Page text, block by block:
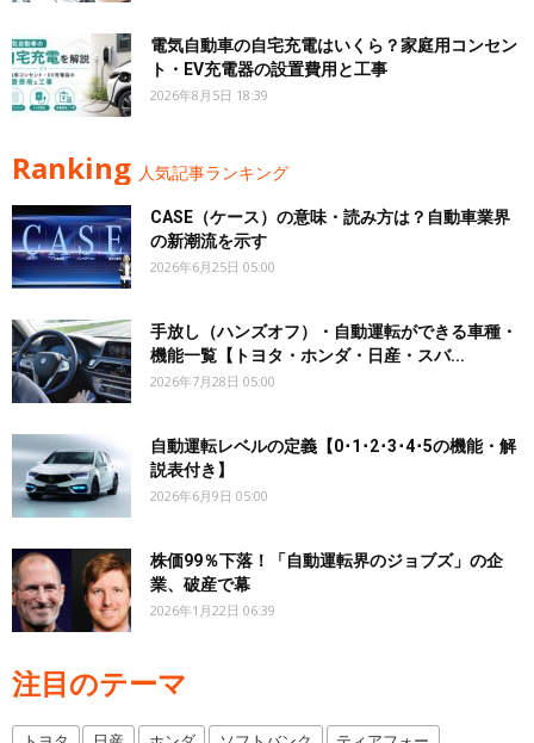
電気自動車の自宅充電はいくら？家庭用コンセン
ト・EV充電器の設置費用と工事
2026年8月5日 18:39
Ranking 人気記事ランキング
CASE（ケース）の意味・読み方は？自動車業界
の新潮流を示す
2026年6月25日 05:00
手放し（ハンズオフ）・自動運転ができる車種・
機能一覧【トヨタ・ホンダ・日産・スバ...
2026年7月28日 05:00
自動運転レベルの定義【0･1･2･3･4･5の機能・解
説表付き】
2026年6月9日 05:00
株価99％下落！「自動運転界のジョブズ」の企
業、破産で幕
2026年1月22日 06:39
注目のテーマ